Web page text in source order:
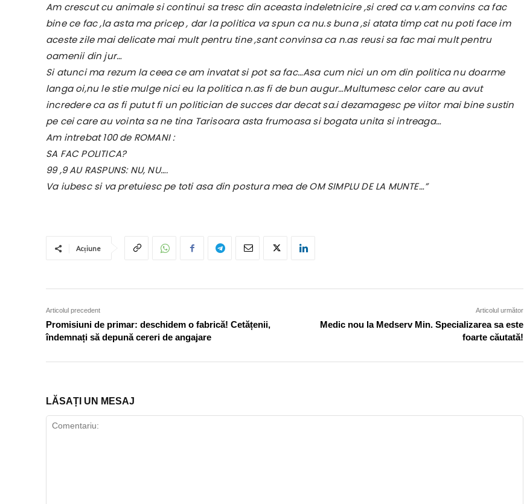
Am crescut cu animale si continui sa tresc din aceasta indeletnicire ,si cred ca v.am convins ca fac
bine ce fac ,la asta ma pricep , dar la politica va spun ca nu.s buna ,si atata timp cat nu poti face im
aceste zile mai delicate mai mult pentru tine ,sant convinsa ca n.as reusi sa fac mai mult pentru
oamenii din jur…
Si atunci ma rezum la ceea ce am invatat si pot sa fac…Asa cum nici un om din politica nu doarme
langa oi,nu le stie mulge nici eu la politica n.as fi de bun augur…Multumesc celor care au avut
incredere ca as fi putut fi un politician de succes dar decat sa.i dezamagesc pe viitor mai bine sustin
pe cei care au vointa sa ne tina Tarisoara asta frumoasa si bogata unita si intreaga…
Am intrebat 100 de ROMANI :
SA FAC POLITICA?
99 ,9 AU RASPUNS: NU, NU….
Va iubesc si va pretuiesc pe toti asa din postura mea de OM SIMPLU DE LA MUNTE…”
Acțiune
Articolul precedent
Promisiuni de primar: deschidem o fabrică! Cetățenii,
îndemnați să depună cereri de angajare
Articolul următor
Medic nou la Medserv Min. Specializarea sa este
foarte căutată!
LĂSAȚI UN MESAJ